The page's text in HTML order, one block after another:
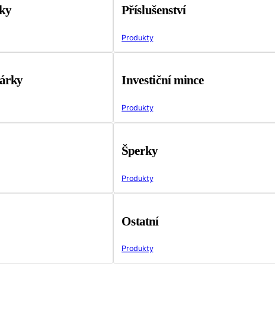
Příslušenství
Produkty
Investiční mince
Produkty
Šperky
Produkty
Ostatní
Produkty